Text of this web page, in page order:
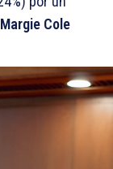
Cole